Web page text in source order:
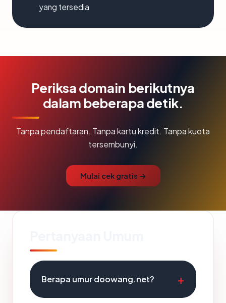
yang tersedia
Periksa domain berikutnya
dalam beberapa detik.
Tanpa pendaftaran. Tanpa kartu kredit. Tanpa kuota
tersembunyi.
Mulai cek gratis →
Berapa umur doowang.net?